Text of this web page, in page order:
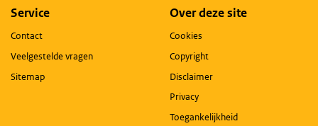
Service
Contact
Veelgestelde vragen
Sitemap
Over deze site
Cookies
Copyright
Disclaimer
Privacy
Toegankelijkheid